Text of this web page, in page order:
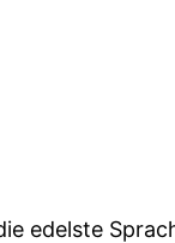
edelste